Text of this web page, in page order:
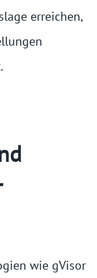
erreichen,
wie gVisor